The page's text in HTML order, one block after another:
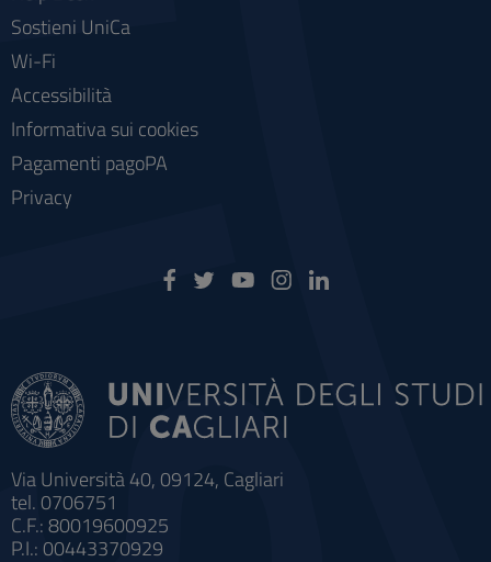
Via Università 40, 09124, Cagliari
tel. 0706751
C.F.: 80019600925
P.I.: 00443370929
Sostieni UniCa
Wi-Fi
Accessibilità
Informativa sui cookies
Pagamenti pagoPA
Privacy